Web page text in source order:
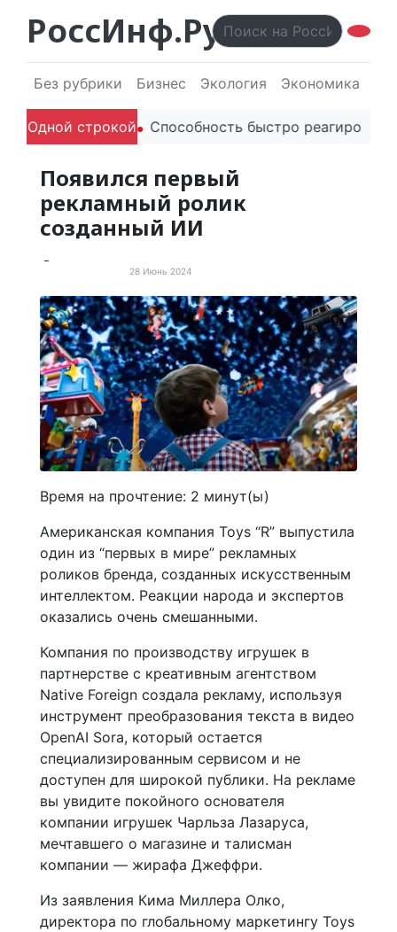
РоссИнф.Ру
Без рубрики Бизнес Экология Экономика
Одной строкой
в речи Способность быстро реагировать
Появился первый
рекламный ролик
созданный ИИ
28 Июнь 2024
Время на прочтение: 2 минут(ы)
Американская компания Toys “R” выпустила
один из “первых в мире” рекламных
роликов бренда, созданных искусственным
интеллектом. Реакции народа и экспертов
оказались очень смешанными.
Компания по производству игрушек в
партнерстве с креативным агентством
Native Foreign создала рекламу, используя
инструмент преобразования текста в видео
OpenAI Sora, который остается
специализированным сервисом и не
доступен для широкой публики. На рекламе
вы увидите покойного основателя
компании игрушек Чарльза Лазаруса,
мечтавшего о магазине и талисман
компании — жирафа Джеффри.
Из заявления Кима Миллера Олко,
директора по глобальному маркетингу Toys